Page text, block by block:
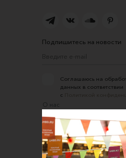
Подпишитесь на новости
Соглашаюсь на
данных в соответствии
с
О нас
Открыть магазин
Участие в офлайн-маркете
FAQ